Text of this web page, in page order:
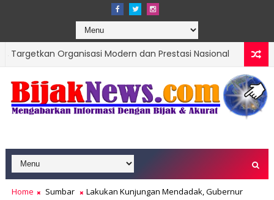
Modern dan Prestasi Nasional SUMBAR Kota
Home Sumbar
Lakukan Kunjungan Mendadak, Gubernur